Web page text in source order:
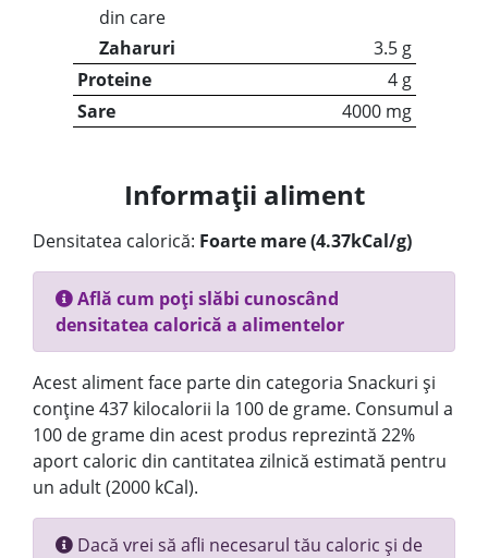
din care
Zaharuri
3.5 g
Proteine
4 g
Sare
4000 mg
Informații aliment
Densitatea calorică: Foarte mare (4.37kCal/g)
Află cum poți slăbi cunoscând
densitatea calorică a alimentelor
Acest aliment face parte din categoria Snackuri și
conține 437 kilocalorii la 100 de grame. Consumul a
100 de grame din acest produs reprezintă 22%
aport caloric din cantitatea zilnică estimată pentru
un adult (2000 kCal).
Dacă vrei să afli necesarul tău caloric și de